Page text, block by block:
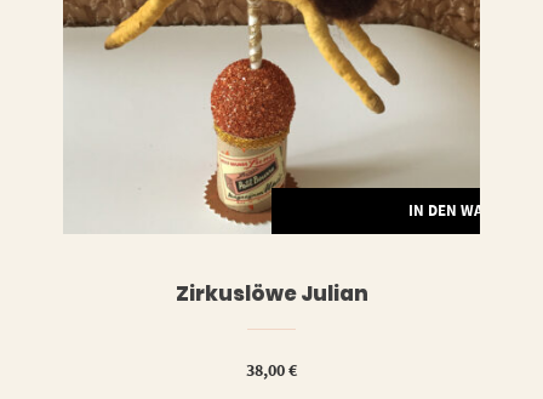
IN DEN
Zirkuslöwe Julian
38,00€